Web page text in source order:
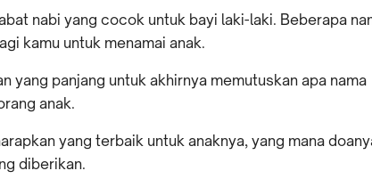
nabi yang cocok untuk bayi laki-laki. Beberapa
kamu untuk menamai anak.
yang panjang untuk akhirnya memutuskan apa nama
anak.
yang terbaik untuk anaknya, yang mana
diberikan.